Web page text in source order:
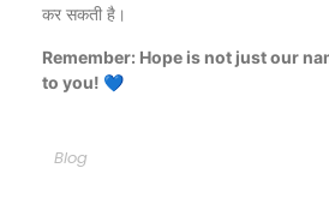
कर सकती है।
Remember: Hope is not just our
to you! 💙
Blog